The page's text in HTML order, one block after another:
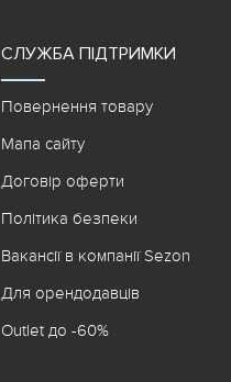
СЛУЖБА ПІДТРИМКИ
Повернення товару
Мапа сайту
Договір оферти
Політика безпеки
Вакансії в компанії Sezon
Для орендодавців
Outlet до -60%